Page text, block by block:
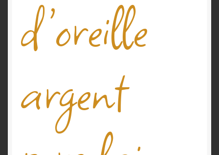
Qui suis-je
d’oreille
argent